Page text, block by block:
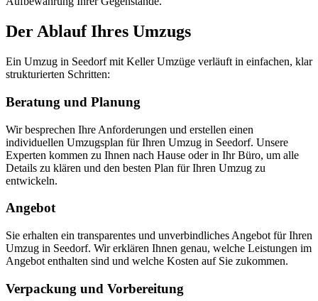
Der Ablauf Ihres Umzugs
Ein Umzug in Seedorf mit Keller Umzüge verläuft in einfachen, klar
strukturierten Schritten:
Beratung und Planung
Wir besprechen Ihre Anforderungen und erstellen einen
individuellen Umzugsplan für Ihren Umzug in Seedorf. Unsere
Experten kommen zu Ihnen nach Hause oder in Ihr Büro, um alle
Details zu klären und den besten Plan für Ihren Umzug zu
entwickeln.
Angebot
Sie erhalten ein transparentes und unverbindliches Angebot für Ihren
Umzug in Seedorf. Wir erklären Ihnen genau, welche Leistungen im
Angebot enthalten sind und welche Kosten auf Sie zukommen.
Verpackung und Vorbereitung